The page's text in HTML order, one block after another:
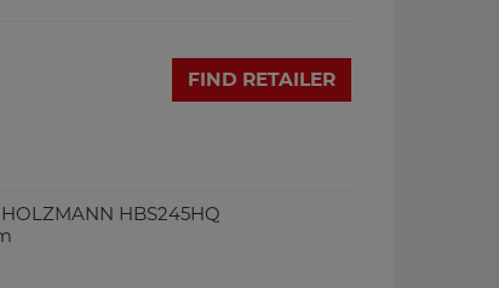
FIND RETAILER
HBS245HQ